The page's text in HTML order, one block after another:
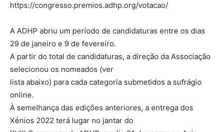
https://congresso.premios.adhp.org/votacao/
A ADHP abriu um período de candidaturas entre os dias
29 de janeiro e 9 de fevereiro.
A partir do total de candidaturas, a direção da Associação
selecionou os nomeados (ver
lista abaixo) para cada categoria submetidos a sufrágio
online.
À semelhança das edições anteriores, a entrega dos
Xénios 2022 terá lugar no jantar do